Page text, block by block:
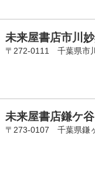
未来屋書店市川
〒272-0111 千葉県市
未来屋書店鎌ケ谷
〒273-0107 千葉県鎌